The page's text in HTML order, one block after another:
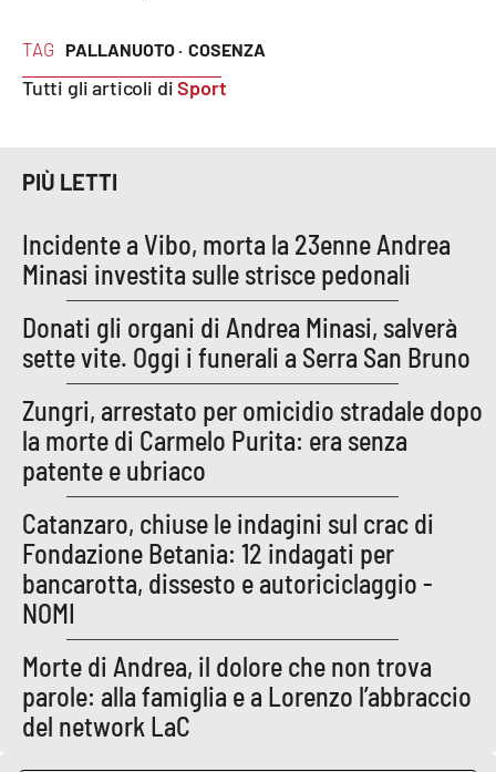
LaC OnAir
LOCALI
Crotone
Vibo Valentia
Reggio Calabria
Cosenza
Lamezia Terme
PROGETTI
SPECIALI
Buona Sanità Calabria
LA
CALABRIAVISIONE
TAG PALLANUOTO · COSENZA
Tutti gli articoli diSport
PIÙ LETTI
Incidente a Vibo, morta la 23enne Andrea
Minasi investita sulle strisce pedonali
Donati gli organi di Andrea Minasi, salverà
sette vite. Oggi i funerali a Serra San Bruno
Zungri, arrestato per omicidio stradale dopo
la morte di Carmelo Purita: era senza
patente e ubriaco
Catanzaro, chiuse le indagini sul crac di
Fondazione Betania: 12 indagati per
bancarotta, dissesto e autoriciclaggio -
NOMI
Morte di Andrea, il dolore che non trova
parole: alla famiglia e a Lorenzo l’abbraccio
del network LaC